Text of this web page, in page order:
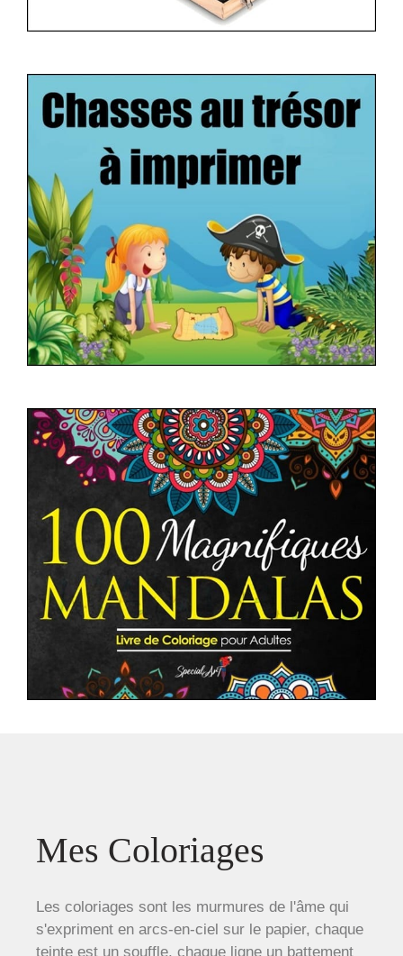
Mes Coloriages
Les coloriages sont les murmures de l'âme qui
s'expriment en arcs-en-ciel sur le papier, chaque
teinte est un souffle, chaque ligne un battement